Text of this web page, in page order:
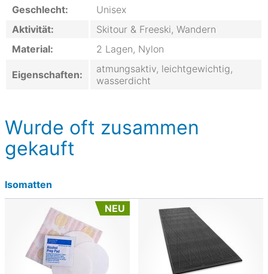
Geschlecht:
Unisex
Aktivität:
Skitour & Freeski, Wandern
Material:
2 Lagen, Nylon
Eigenschaften:
atmungsaktiv, leichtgewichtig,
wasserdicht
Wurde oft zusammen
gekauft
Isomatten
NEU